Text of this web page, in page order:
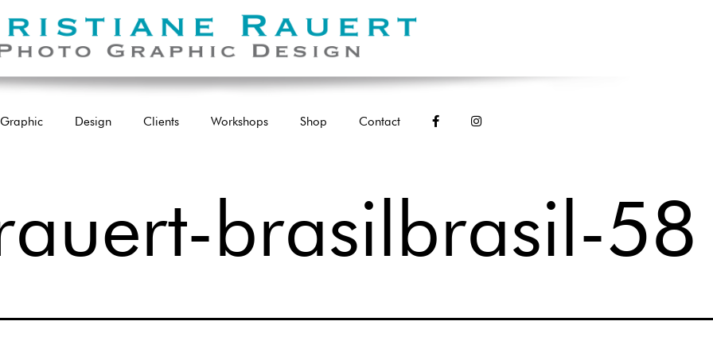
Graphic Design Clients Workshops Shop Contact
brasilbrasil-58